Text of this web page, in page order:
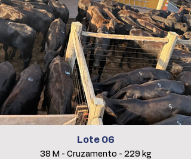
Lote 06
38 M - Cruzamento - 229 kg